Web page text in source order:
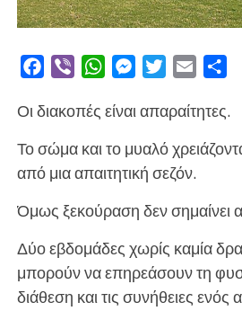
Facebook
Viber WhatsAppMessengerTwitterEmail
Οι διακοπές είναι απαραίτητες.
Το σώμα και το μυαλό
από μια απαιτητική σεζόν.
Όμως ξεκούραση δεν σημαίνει
Δύο εβδομάδες χωρίς καμία
μπορούν να επηρεάσουν τη
διάθεση και τις συνήθειες ενός